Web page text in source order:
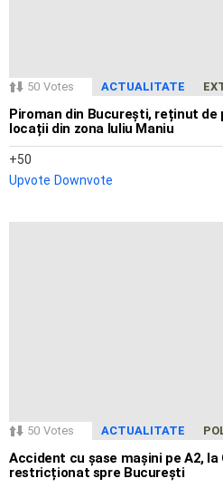
50 Votes ACTUALITATE
Piroman din București, reținut
locații din zona Iuliu Maniu
50
Upvote Downvote
50 Votes ACTUALITATE
Accident cu șase mașini pe A2,
restricționat spre București